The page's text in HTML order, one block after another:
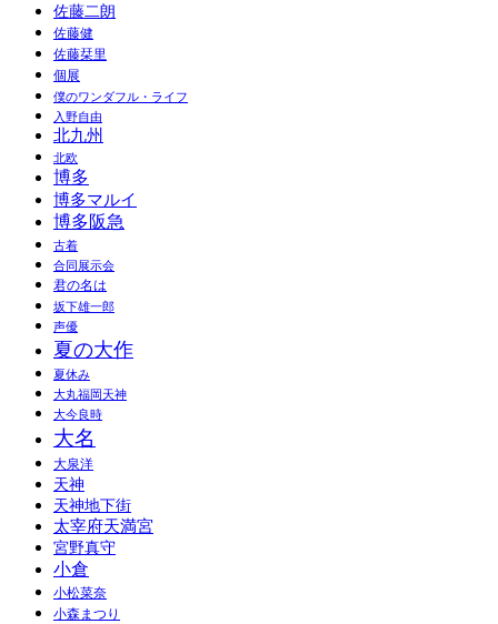
佐藤二朗
佐藤健
佐藤栞里
個展
僕のワンダフル・ライフ
入野自由
北九州
北欧
博多
博多マルイ
博多阪急
古着
合同展示会
君の名は
坂下雄一郎
声優
夏の大作
夏休み
大丸福岡天神
大今良時
大名
大泉洋
天神
天神地下街
太宰府天満宮
宮野真守
小倉
小松菜奈
小森まつり